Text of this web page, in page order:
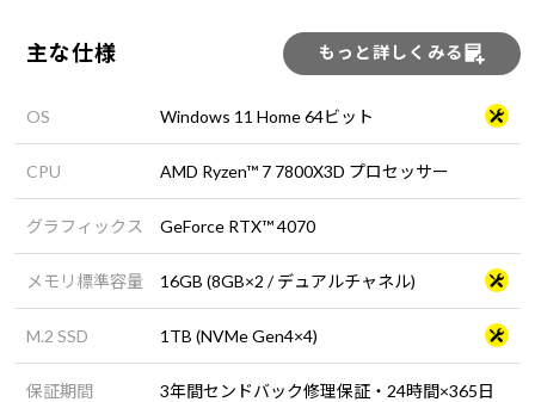
主な仕様 もっと詳しくみる
OS Windows 11 Home 64ビット
CPU AMD Ryzen™ 7 7800X3D プロセッサー
グラフィックス GeForce RTX™ 4070
メモリ標準容量 16GB (8GB×2 / デュアルチャネル)
M.2 SSD 1TB (NVMe Gen4×4)
保証期間
3年間センドバック修理保証・24時間×365日